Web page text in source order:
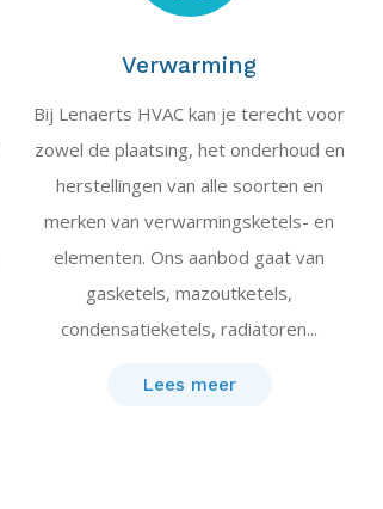
Verwarming
Bij Lenaerts HVAC kan je terecht voor
zowel de plaatsing, het onderhoud en
herstellingen van alle soorten en
merken van verwarmingsketels- en
elementen. Ons aanbod gaat van
gasketels, mazoutketels,
condensatieketels, radiatoren...
Lees meer